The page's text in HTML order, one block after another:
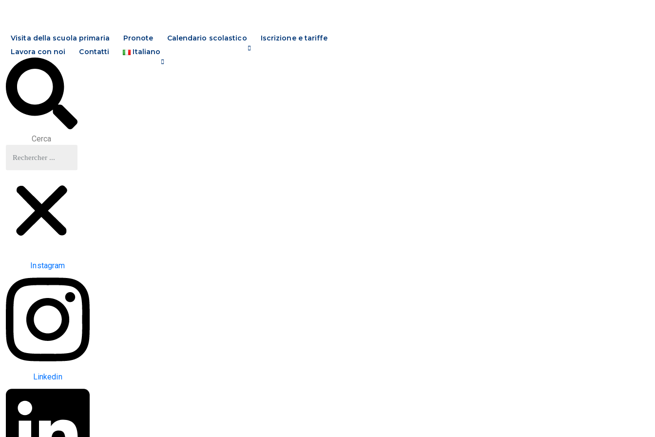
Visita della scuola primaria Pronote Calendario scolastico
Iscrizione e tariffe
Lavora con noi
Contatti Italiano
Cerca
Instagram
Linkedin